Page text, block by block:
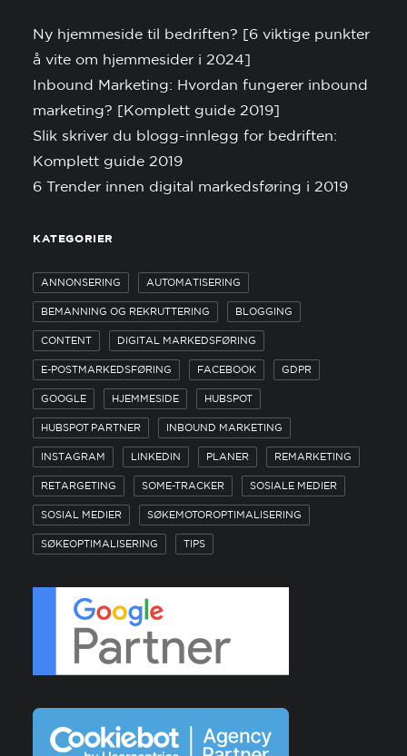
Ny hjemmeside til bedriften? [6 viktige punkter
å vite om hjemmesider i 2024]
Inbound Marketing: Hvordan fungerer inbound
marketing? [Komplett guide 2019]
Slik skriver du blogg-innlegg for bedriften:
Komplett guide 2019
6 Trender innen digital markedsføring i 2019
KATEGORIER
ANNONSERING AUTOMATISERING
BEMANNING OG REKRUTTERING BLOGGING
CONTENT DIGITAL MARKEDSFØRING
E-POSTMARKEDSFØRING FACEBOOK GDPR
GOOGLE HJEMMESIDE HUBSPOT
HUBSPOT PARTNER INBOUND MARKETING
INSTAGRAM LINKEDIN PLANER REMARKETING
RETARGETING SOME-TRACKER SOSIALE MEDIER
SOSIAL MEDIER SØKEMOTOROPTIMALISERING
SØKEOPTIMALISERING TIPS